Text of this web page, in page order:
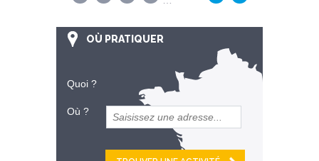
OÙ PRATIQUER
Quoi ?
Où ?
et